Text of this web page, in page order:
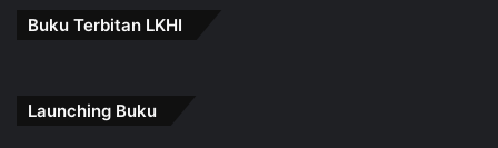
Buku Terbitan LKHI
Launching Buku